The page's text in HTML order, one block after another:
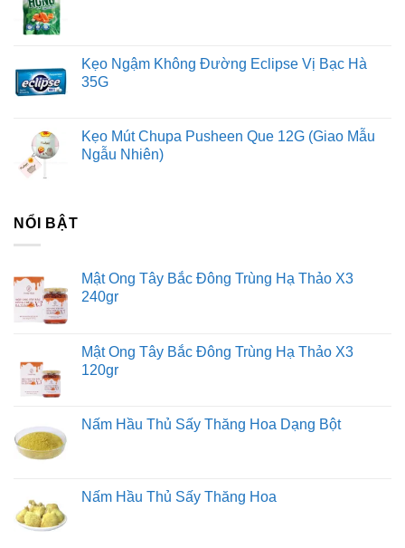
Kẹo Ngậm Không Đường Eclipse Vị Bạc Hà
35G
Kẹo Mút Chupa Pusheen Que 12G (Giao Mẫu
Ngẫu Nhiên)
NỔI BẬT
Mật Ong Tây Bắc Đông Trùng Hạ Thảo X3
240gr
Mật Ong Tây Bắc Đông Trùng Hạ Thảo X3
120gr
Nấm Hầu Thủ Sấy Thăng Hoa Dạng Bột
Nấm Hầu Thủ Sấy Thăng Hoa